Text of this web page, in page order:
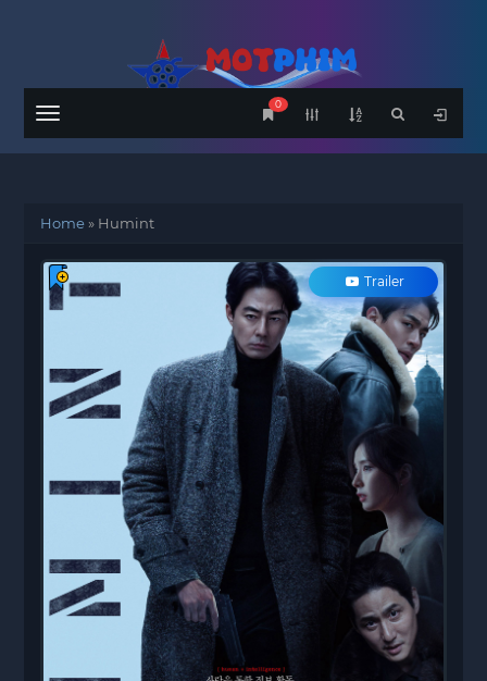
Menu
0
Home» Humint
Trailer